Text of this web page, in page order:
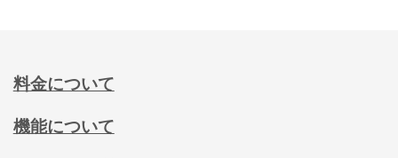
料金について
機能について